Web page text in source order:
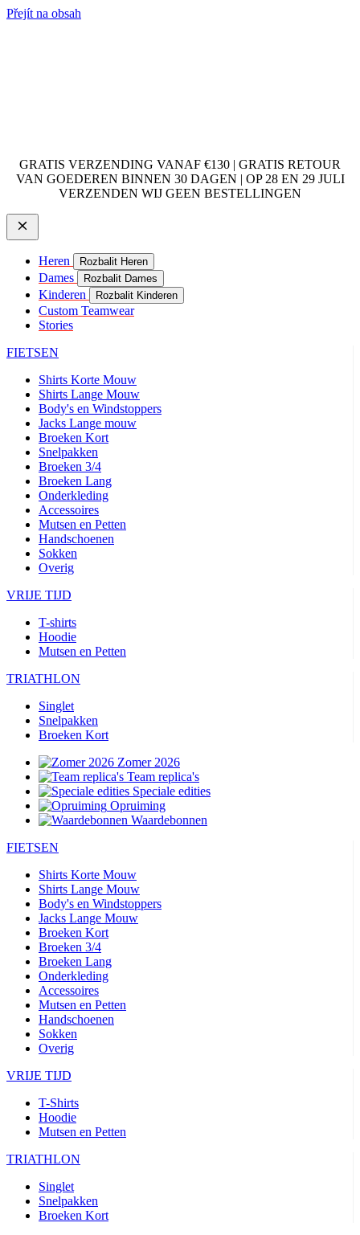
Přejít na obsah
GRATIS VERZENDING VANAF €130 | GRATIS RETOUR
VAN GOEDEREN BINNEN 30 DAGEN | OP 28 EN 29 JULI
VERZENDEN WIJ GEEN BESTELLINGEN
Heren Rozbalit Heren
Dames Rozbalit Dames
Kinderen Rozbalit Kinderen
Custom Teamwear
Stories
FIETSEN
Shirts Korte Mouw
Shirts Lange Mouw
Body's en Windstoppers
Jacks Lange mouw
Broeken Kort
Snelpakken
Broeken 3/4
Broeken Lang
Onderkleding
Accessoires
Mutsen en Petten
Handschoenen
Sokken
Overig
VRIJE TIJD
T-shirts
Hoodie
Mutsen en Petten
TRIATHLON
Singlet
Snelpakken
Broeken Kort
Zomer 2026
Team replica's
Speciale edities
Opruiming
Waardebonnen
FIETSEN
Shirts Korte Mouw
Shirts Lange Mouw
Body's en Windstoppers
Jacks Lange Mouw
Broeken Kort
Broeken 3/4
Broeken Lang
Onderkleding
Accessoires
Mutsen en Petten
Handschoenen
Sokken
Overig
VRIJE TIJD
T-Shirts
Hoodie
Mutsen en Petten
TRIATHLON
Singlet
Snelpakken
Broeken Kort